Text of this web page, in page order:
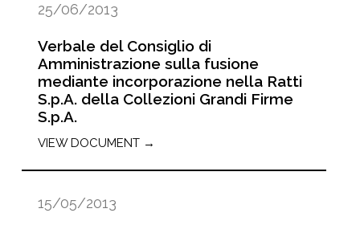
25/06/2013
Verbale del Consiglio di
Amministrazione sulla fusione
mediante incorporazione nella Ratti
S.p.A. della Collezioni Grandi Firme
S.p.A.
VIEW DOCUMENT →
15/05/2013